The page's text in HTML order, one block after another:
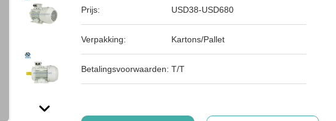
Prijs: USD38-USD680
Verpakking: Kartons/Pallet
Betalingsvoorwaarden: T/T